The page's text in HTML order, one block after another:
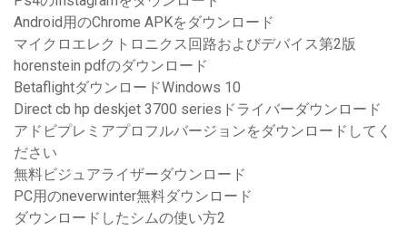
Android用のChrome APKをダウンロード
マイクロエレクトロニクス回路およびデバイス第2版
horenstein pdfのダウンロード
BetaflightダウンロードWindows 10
Direct cb hp deskjet 3700 seriesドライバーダウンロード
アドビプレミアプロフルバージョンをダウンロードしてく
ださい
無料ビジュアライザーダウンロード
PC用のneverwinter無料ダウンロード
ダウンロードしたシムの使い方2